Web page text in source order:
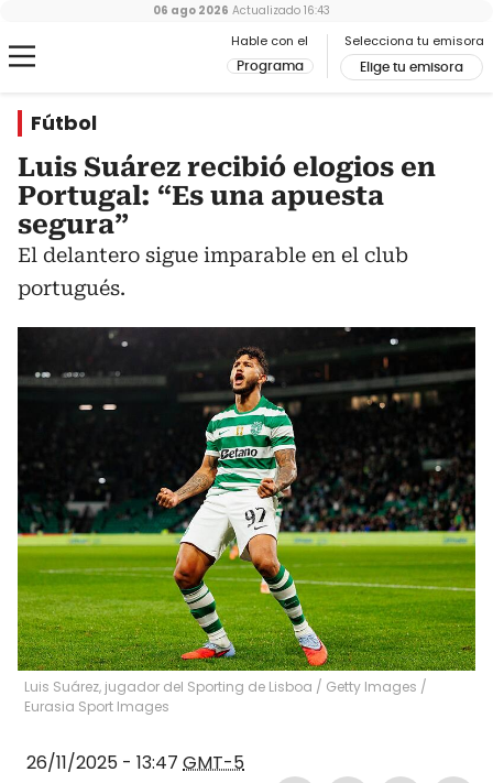
Hable con el
Programa
Selecciona tu emisora
Elige tu emisora
06 ago 2026 Actualizado 16:43
Fútbol
Luis Suárez recibió elogios en
Portugal: “Es una apuesta
segura”
El delantero sigue imparable en el club
portugués.
Luis Suárez, jugador del Sporting de Lisboa / Getty Images /
Eurasia Sport Images
26/11/2025 - 13:47 GMT-5